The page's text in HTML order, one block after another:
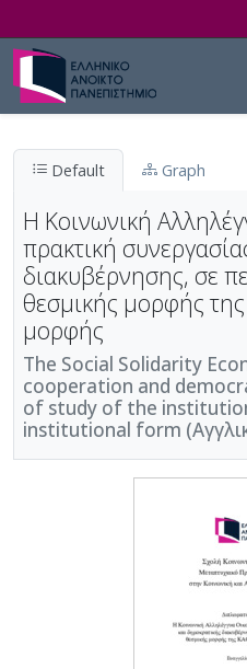
Default Graph
Η Κοινωνική
πρακτική
διακυβέρνησης, σε
θεσμικής μορφής
μορφής
The Social Solidarity
cooperation and
of study of the
institutional form